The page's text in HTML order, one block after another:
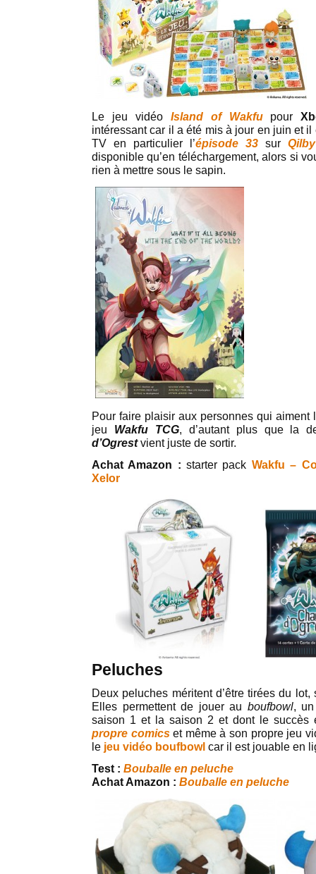
Le jeu vidéo Island of Wakfupour
intéressant car il a été mis à jour en juin et
TV en particulier l’épisode 33 sur Qilby
disponible qu’en téléchargement, alors si
rien à mettre sous le sapin.
Pour faire plaisir aux personnes qui aiment
jeu Wakfu TCG, d’autant plus que la
d’Ogrestvient juste de sortir.
Achat Amazon : starter pack Wakfu –
Xelor
Peluches
Deux peluches méritent d’être tirées du
Elles permettent de jouer au boufbowl, un
saison 1 et la saison 2 et dont le succès
propre comicset même à son propre jeu
le jeu vidéo boufbowl car il est jouable en
Test : Bouballe en peluche
Achat Amazon : Bouballe en peluche